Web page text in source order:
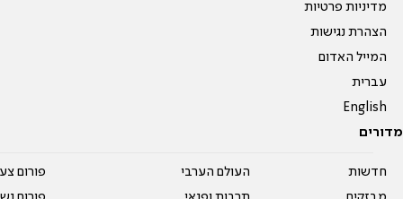
מדיניות פרטיות
הצהרת נגישות
המייל האדום
עברית
English
מדורים
חדשות
העולם הערבי
פורום